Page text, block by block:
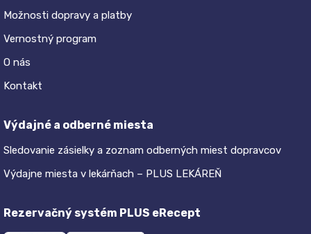
Možnosti dopravy a platby
Vernostný program
O nás
Kontakt
Výdajné a odberné miesta
Sledovanie zásielky a zoznam odberných miest dopravcov
Výdajne miesta v lekárňach – PLUS LEKÁREŇ
Rezervačný systém PLUS eRecept